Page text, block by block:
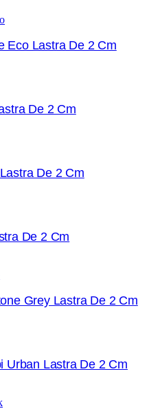
Eco Lastra De 2 Cm
De 2 Cm
De 2 Cm
De 2 Cm
Grey Lastra De 2 Cm
Urban Lastra De 2 Cm